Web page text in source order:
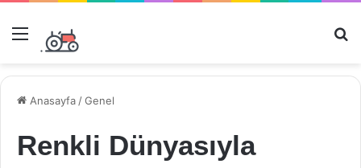
Menü
Anasayfa /Genel
Renkli Dünyasıyla